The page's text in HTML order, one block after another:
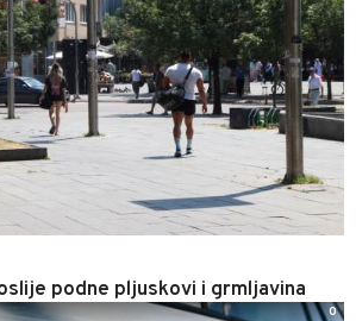
podne pljuskovi i grmljavina
0